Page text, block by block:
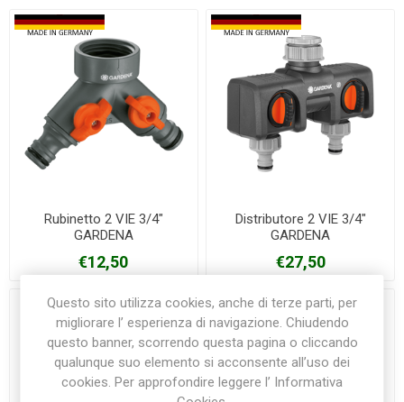
Rubinetto 2 VIE 3/4"
GARDENA
€12,50
Distributore 2 VIE 3/4"
GARDENA
€27,50
Questo sito utilizza cookies, anche di terze parti, per
migliorare l’ esperienza di navigazione. Chiudendo
questo banner, scorrendo questa pagina o cliccando
qualunque suo elemento si acconsente all’uso dei
cookies. Per approfondire leggere l’ Informativa